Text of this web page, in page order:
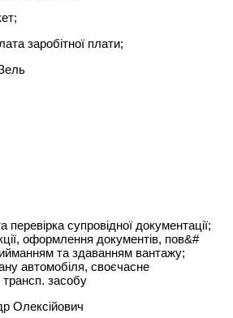
заробітної плати;
перевірка супровідної документації;
оформлення документів, пов&#
та здаванням вантажу;
автомобіля, своєчасне
засобу
Олексійович